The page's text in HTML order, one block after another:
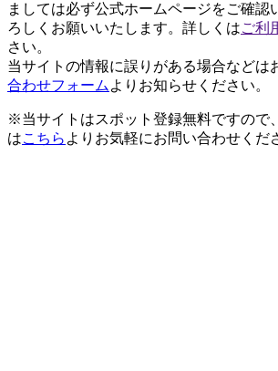
ましては必ず公式ホームページをご確認
ろしくお願いいたします。詳しくはご利
さい。
当サイトの情報に誤りがある場合などは
合わせフォーム よりお知らせください。
※当サイトはスポット登録無料ですので
はこちら よりお気軽にお問い合わせくだ